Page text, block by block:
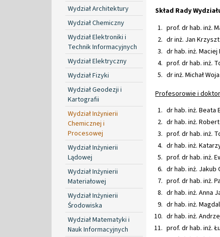
Wydział Architektury
Wydział Chemiczny
Wydział Elektroniki i
Technik Informacyjnych
Wydział Elektryczny
Wydział Fizyki
Wydział Geodezji i
Kartografii
Wydział Inżynierii
Chemicznej i
Procesowej
Wydział Inżynierii
Lądowej
Wydział Inżynierii
Materiałowej
Wydział Inżynierii
Środowiska
Wydział Matematyki i
Nauk Informacyjnych
Skład Rady
prof. dr hab. inż.
dr inż. Jan
dr hab. inż.
prof. dr hab. inż.
dr inż. Michał
Profesorowie i
dr hab. inż. Beata
dr hab. inż.
prof. dr hab. inż.
dr hab. inż.
prof. dr hab. inż.
dr hab. inż. Jakub
prof. dr hab. inż.
dr hab. inż. Anna
dr hab. inż.
dr hab. inż.
prof. dr hab. inż.